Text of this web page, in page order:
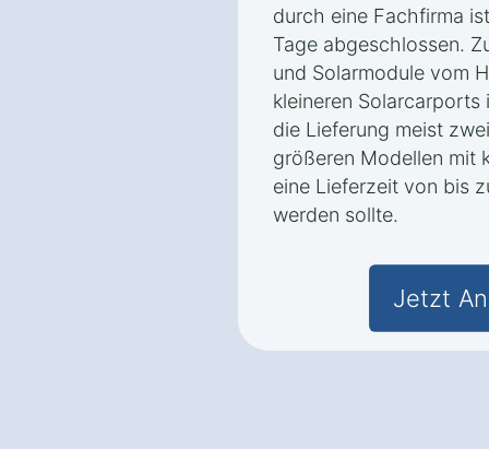
durch eine Fachfirma
Tage abgeschlossen.
und Solarmodule vom
kleineren
die Lieferung meist
größeren Modellen mit
eine Lieferzeit von bis
werden sollte.
Jetzt